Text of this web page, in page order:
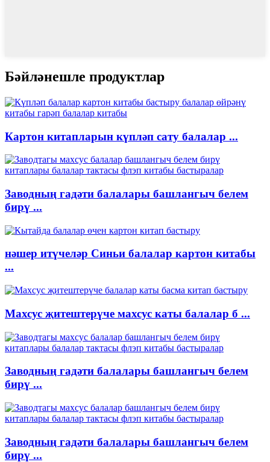
Бәйләнешле продуктлар
Картон китапларын күпләп сату балалар ...
Заводның гадәти балалары башлангыч белем
бирү ...
нәшер итүчеләр Синьи балалар картон китабы
...
Махсус җитештерүче махсус каты балалар б ...
Заводның гадәти балалары башлангыч белем
бирү ...
Заводның гадәти балалары башлангыч белем
бирү ...